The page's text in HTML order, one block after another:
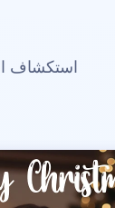
استكشاف